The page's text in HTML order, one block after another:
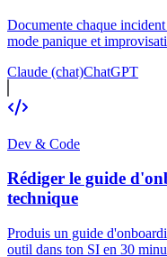
Documente chaque
mode panique et
Claude (chat)ChatGPT
Dev & Code
Rédiger le guide
technique
Produis un guide
outil dans ton SI en 30